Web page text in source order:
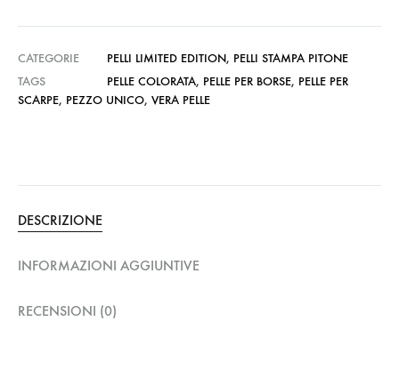
CATEGORIE PELLI LIMITED EDITION, PELLI STAMPA PITONE
TAGS
PELLE COLORATA, PELLE PER BORSE, PELLE PER
SCARPE, PEZZO UNICO, VERA PELLE
DESCRIZIONE
INFORMAZIONI AGGIUNTIVE
RECENSIONI (0)